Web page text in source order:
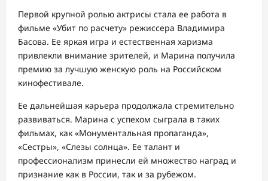
Первой крупной ролью актрисы стала ее работа в
фильме «Убит по расчету» режиссера Владимира
Басова. Ее яркая игра и естественная харизма
привлекли внимание зрителей, и Марина получила
премию за лучшую женскую роль на Российском
кинофестивале.
Ее дальнейшая карьера продолжала стремительно
развиваться. Марина с успехом сыграла в таких
фильмах, как «Монументальная пропаганда»,
«Сестры», «Слезы солнца». Ее талант и
профессионализм принесли ей множество наград и
признание как в России, так и за рубежом.